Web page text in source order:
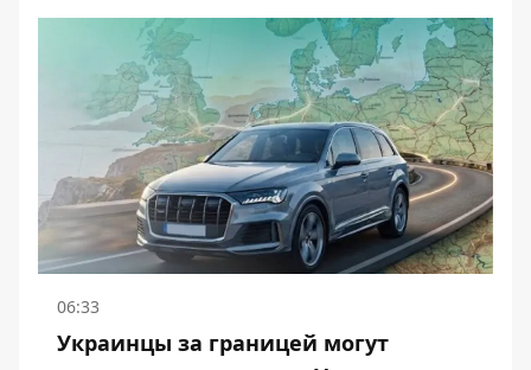
06:33
Украинцы за границей могут